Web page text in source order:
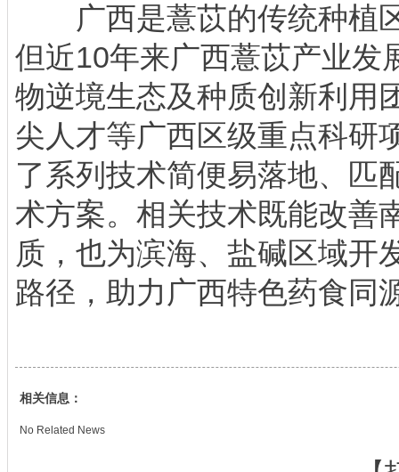
广西是薏苡的传统种植
但近10年来广西薏苡产业发
物逆境生态及种质创新利用
尖人才等广西区级重点科研
了系列技术简便易落地、匹
术方案。相关技术既能改善
质，也为滨海、盐碱区域开
路径，助力广西特色药食同
相关信息：
No Related News